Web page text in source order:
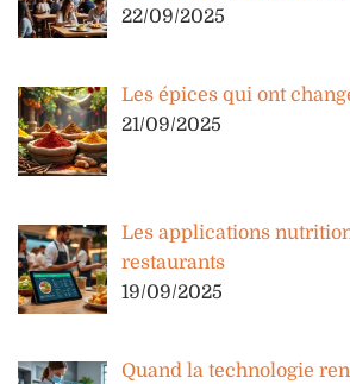
22/09/2025
Les épices qui ont
21/09/2025
Les applications
restaurants
19/09/2025
Quand la technologie